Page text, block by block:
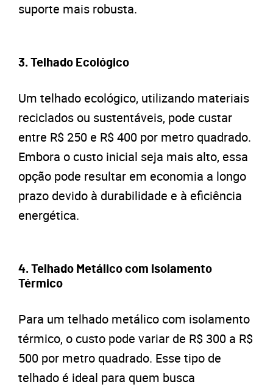
suporte mais robusta.
3. Telhado Ecológico
Um telhado ecológico, utilizando materiais
reciclados ou sustentáveis, pode custar
entre R$ 250 e R$ 400 por metro quadrado.
Embora o custo inicial seja mais alto, essa
opção pode resultar em economia a longo
prazo devido à durabilidade e à eficiência
energética.
4. Telhado Metálico com Isolamento
Térmico
Para um telhado metálico com isolamento
térmico, o custo pode variar de R$ 300 a R$
500 por metro quadrado. Esse tipo de
telhado é ideal para quem busca